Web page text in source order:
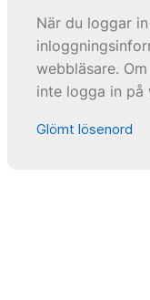
När du loggar
webbläsare.
inte logga in på
Glömt lösenord